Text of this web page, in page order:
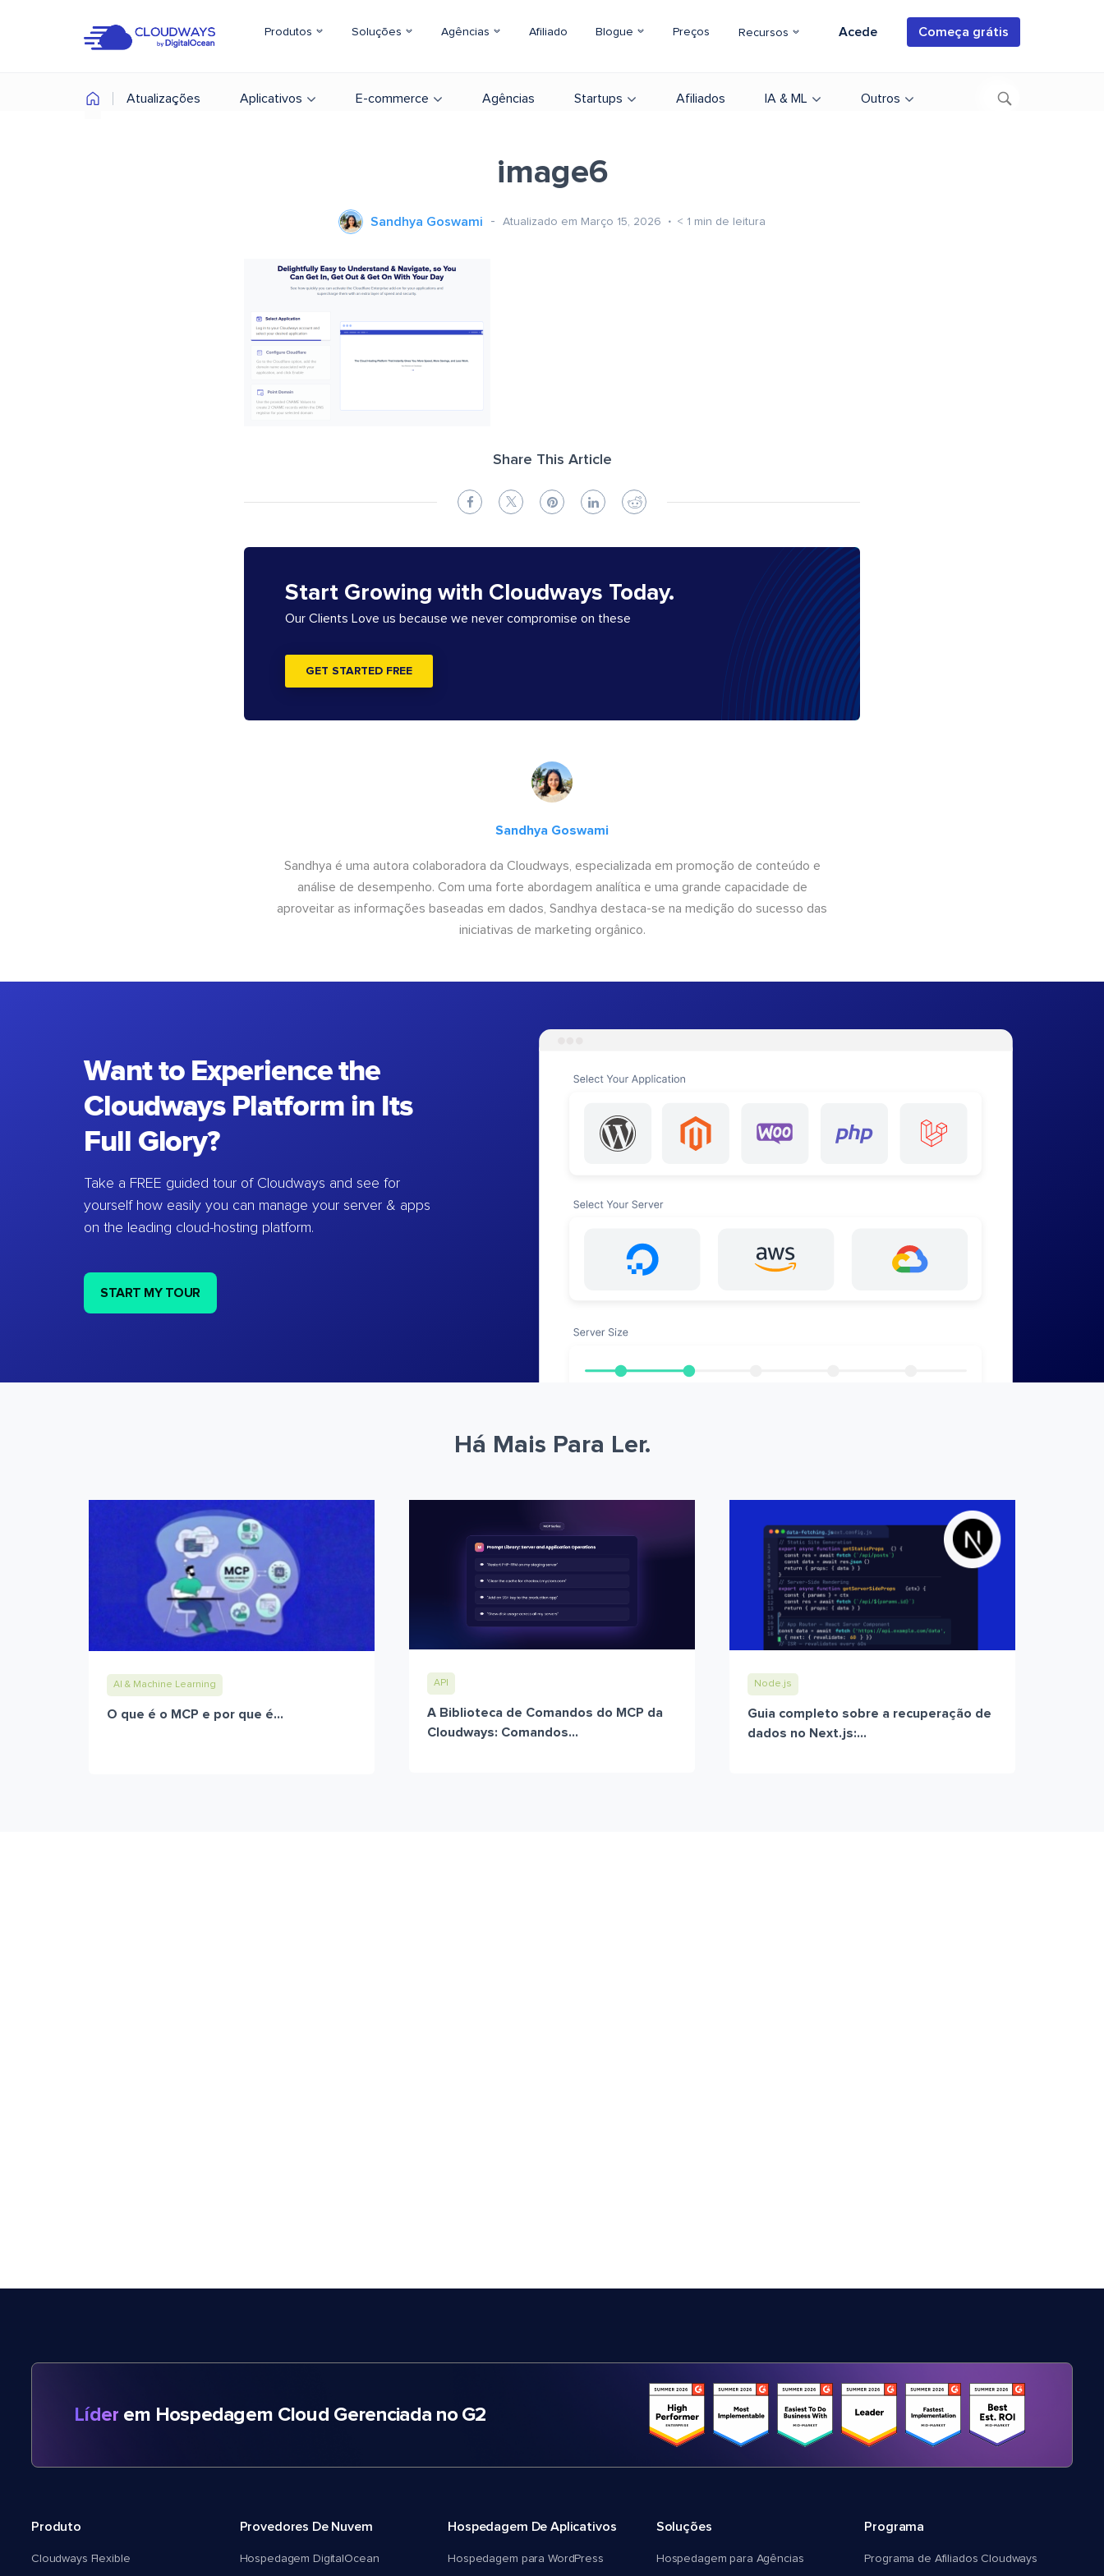
Produtos Soluções Agências Afiliado Blogue Preços Recursos Acede Começa grátis
Atualizações Aplicativos E-commerce Agências Startups Afiliados IA & ML Outros
image6
Sandhya Goswami Atualizado em Março 15, 2026 < 1 min de leitura
Share This Article
Start Growing with Cloudways Today.
Our Clients Love us because we never compromise on these
GET STARTED FREE
Sandhya Goswami
Sandhya é uma autora colaboradora da Cloudways, especializada em promoção de conteúdo e
análise de desempenho. Com uma forte abordagem analítica e uma grande capacidade de
aproveitar as informações baseadas em dados, Sandhya destaca-se na medição do sucesso das
iniciativas de marketing orgânico.
Want to Experience the
Cloudways Platform in Its
Full Glory?
Take a FREE guided tour of Cloudways and see for
yourself how easily you can manage your server & apps
on the leading cloud-hosting platform.
START MY TOUR
Há Mais Para Ler.
AI & Machine Learning
O que é o MCP e por que é...
API
A Biblioteca de Comandos do MCP da
Cloudways: Comandos...
Node.js
Guia completo sobre a recuperação de
dados no Next.js:...
Líder em Hospedagem Cloud Gerenciada no G2
Produto
Cloudways Flexible
Provedores De Nuvem
Hospedagem DigitalOcean
Hospedagem De Aplicativos
Hospedagem para WordPress
Soluções
Hospedagem para Agências
Programa
Programa de Afiliados Cloudways